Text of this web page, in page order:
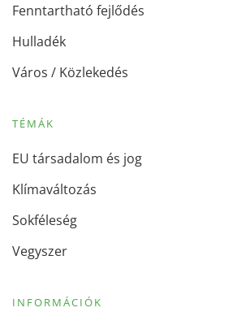
Fenntartható fejlődés
Hulladék
Város / Közlekedés
TÉMÁK
EU társadalom és jog
Klímaváltozás
Sokféleség
Vegyszer
INFORMÁCIÓK